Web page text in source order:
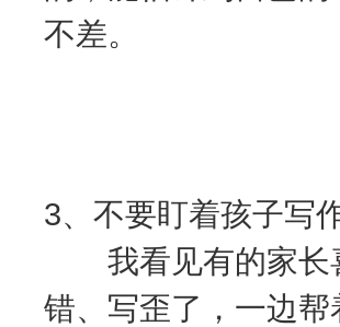
不差。
3、不要盯着孩子写
我看见有的家长
错、写歪了，一边